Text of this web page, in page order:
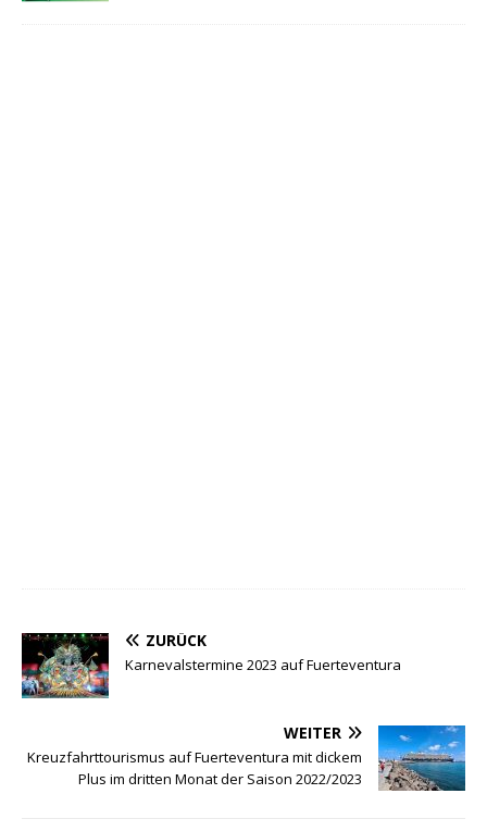
ZURÜCK
Karnevalstermine 2023 auf Fuerteventura
WEITER
Kreuzfahrttourismus auf Fuerteventura mit dickem
Plus im dritten Monat der Saison 2022/2023